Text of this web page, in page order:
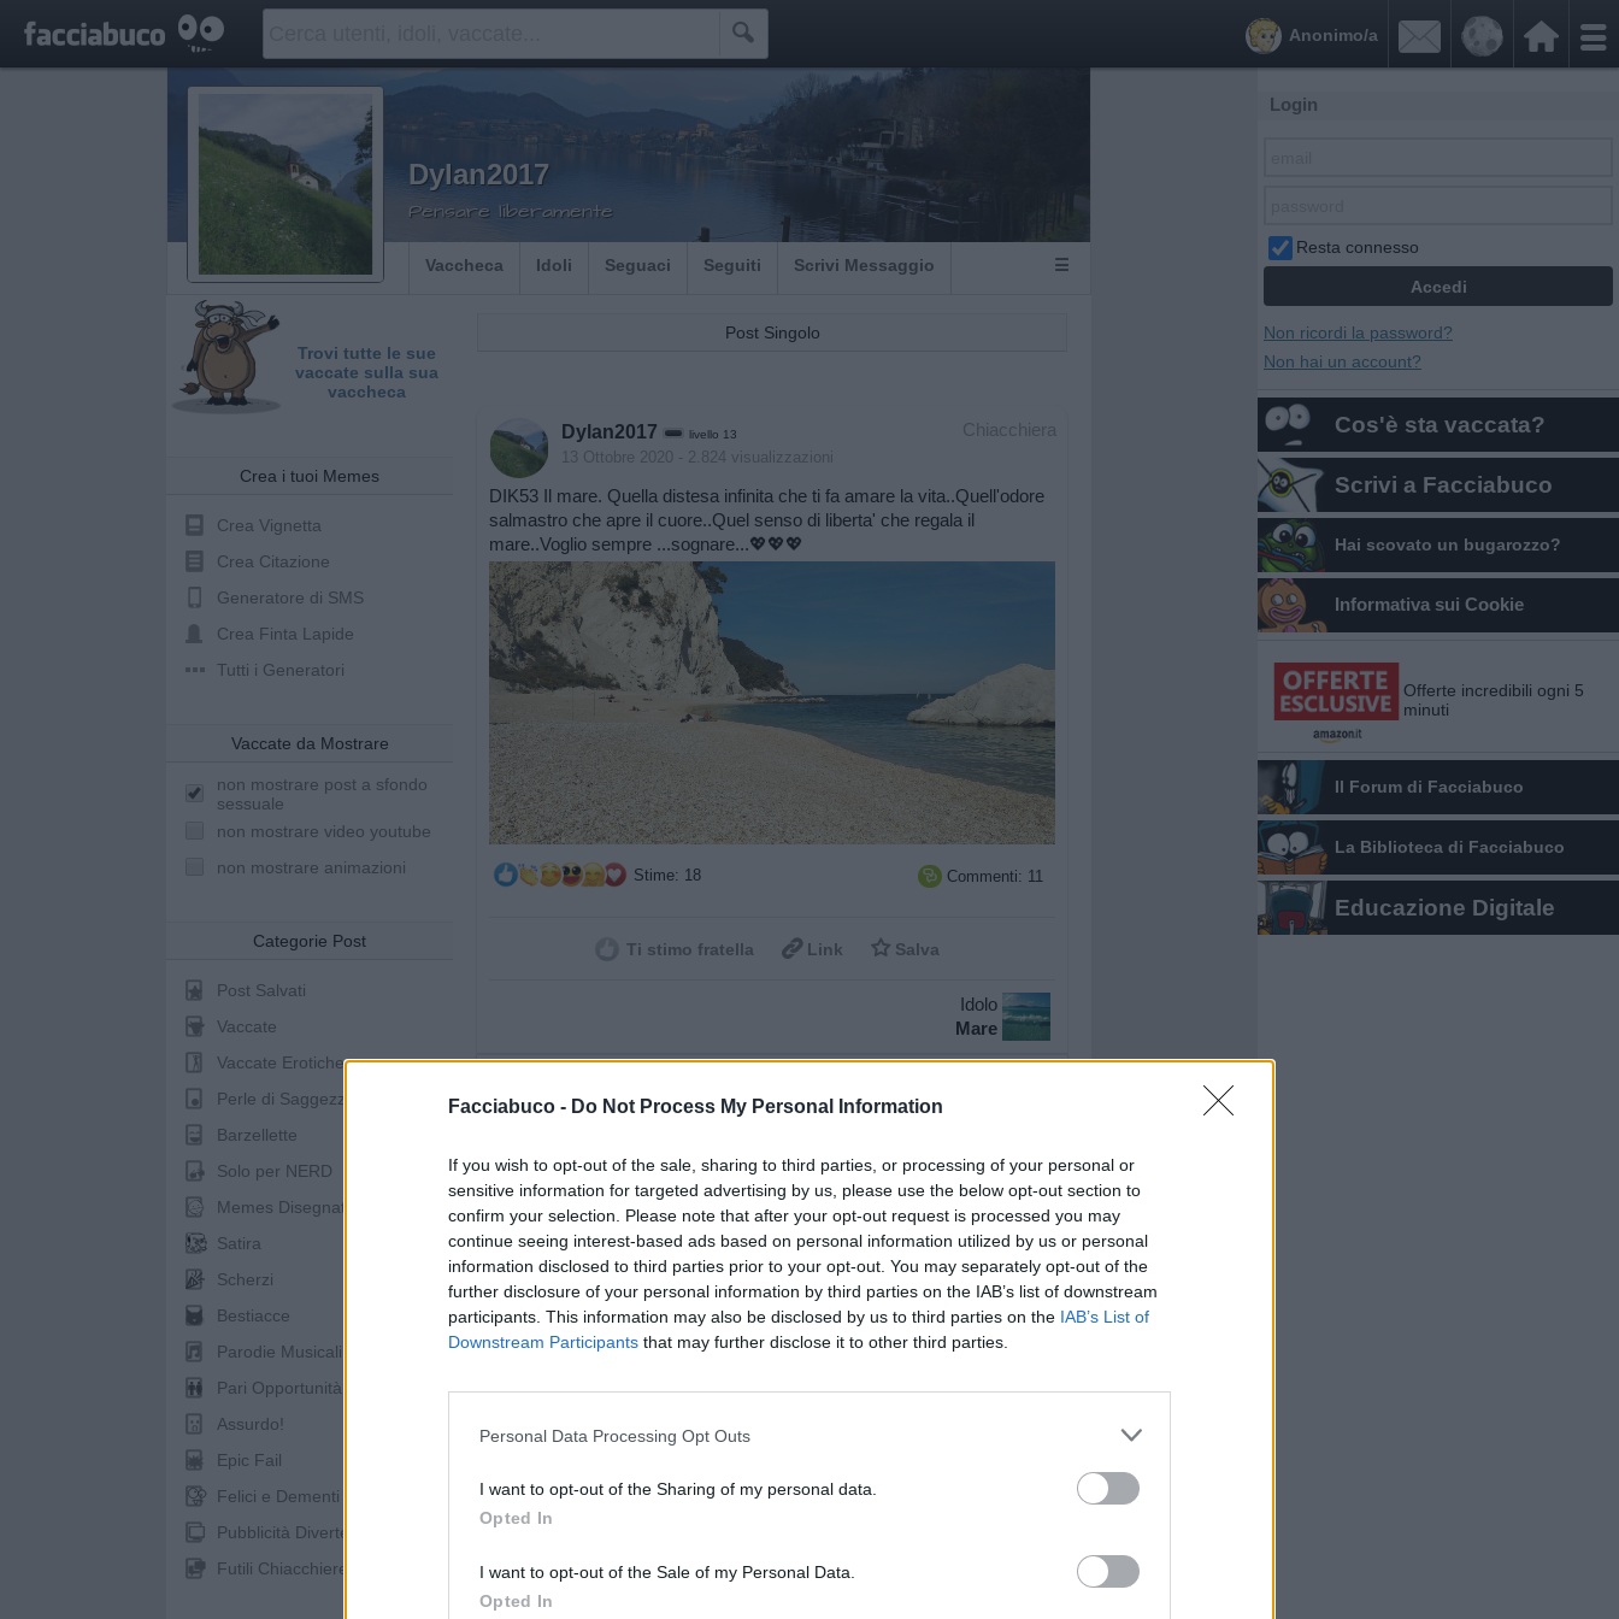
Facciabuco - Do Not Process My Personal Information
If you wish to opt-out of the sale, sharing to third parties, or processing of your personal or
sensitive information for targeted advertising by us, please use the below opt-out section to
confirm your selection. Please note that after your opt-out request is processed you may
continue seeing interest-based ads based on personal information utilized by us or personal
information disclosed to third parties prior to your opt-out. You may separately opt-out of the
further disclosure of your personal information by third parties on the IAB’s list of downstream
participants. This information may also be disclosed by us to third parties on the IAB’s List of
Downstream Participants that may further disclose it to other third parties.
Personal Data Processing Opt Outs
I want to opt-out of the Sharing of my personal data.
Opted In
I want to opt-out of the Sale of my Personal Data.
Opted In
 

Anonimo/a
Dylan2017
Pensare liberamente
Vaccheca Idoli Seguaci Seguiti Scrivi Messaggio ☰
Trovi tutte le sue
vaccate sulla sua
vaccheca
Crea i tuoi Memes
Crea Vignetta
Crea Citazione
Generatore di SMS
Crea Finta Lapide
Tutti i Generatori
Vaccate da Mostrare
non mostrare post a sfondo
sessuale
non mostrare video youtube
non mostrare animazioni
Categorie Post
Post Salvati
Vaccate
Vaccate Erotiche
Perle di Saggezza
Barzellette
Solo per NERD
Memes Disegnati
Satira
Scherzi
Bestiacce
Parodie Musicali
Pari Opportunità
Assurdo!
Epic Fail
Felici e Dementi
Pubblicità Divertenti
Futili Chiacchiere
Post Singolo
Chiacchiera
Dylan2017 livello 13
13 Ottobre 2020 - 2.824 visualizzazioni
DIK53 Il mare. Quella distesa infinita che ti fa amare la vita..Quell'odore
salmastro che apre il cuore..Quel senso di liberta' che regala il
mare..Voglio sempre ...sognare...💖💖💖
Stime: 18  Commenti: 11
Ti stimo fratella  Link  Salva
Idolo
Mare
isabel: 😍😍😍😍
Ciaone:Buongiorno ne
Login
Resta connesso
Non ricordi la password?
Non hai un account?
Cos'è sta vaccata?
Scrivi a Facciabuco
Hai scovato un bugarozzo?
Informativa sui Cookie
Offerte incredibili ogni 5
minuti
Il Forum di Facciabuco
La Biblioteca di Facciabuco
Educazione Digitale